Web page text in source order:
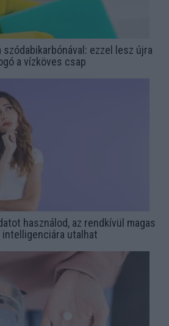
ezzel lesz újra
a vízköves csap
használod, az rendkívül magas
intelligenciára utalhat